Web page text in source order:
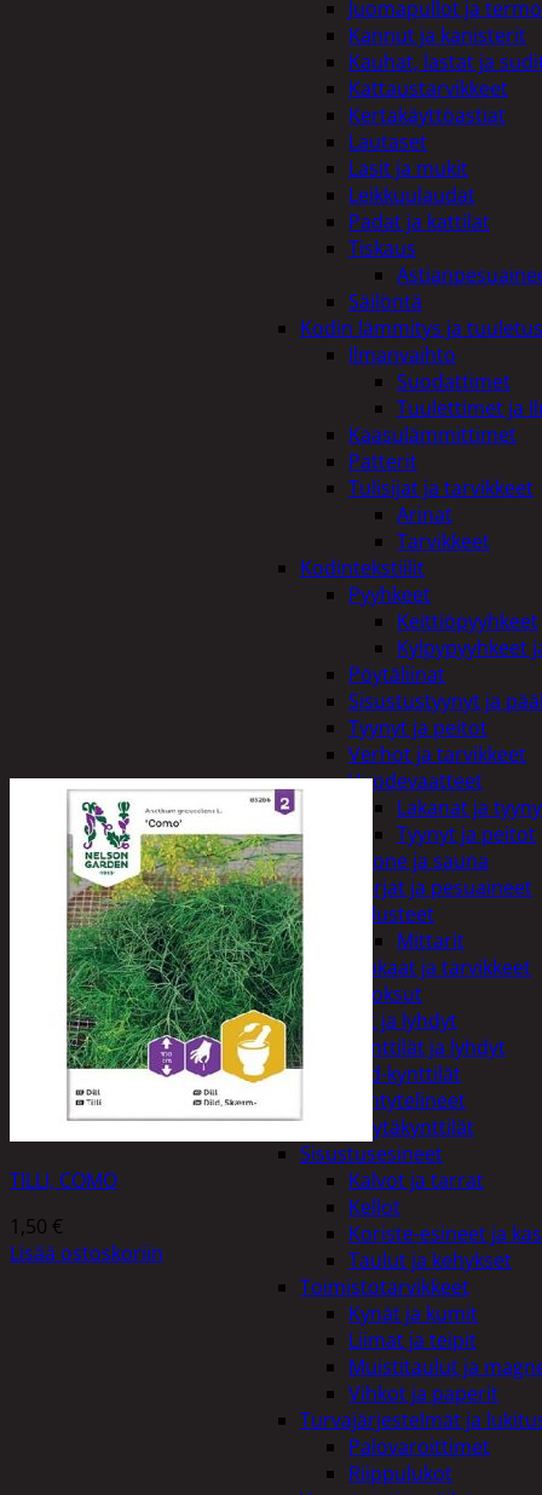
Juomapullot ja
Kannut ja kanisterit
Kauhat, lastat ja
Kattaustarvikkeet
Kertakäyttöastiat
Lautaset
Lasit ja mukit
Leikkuulaudat
Padat ja kattilat
Tiskaus
Säilöntä
Kodin lämmitys ja tuuletus
Ilmanvaihto
Suodattimet
Tuulettimet ja
Kaasulämmittimet
Patterit
Tulisijat ja tarvikkeet
Arinat
Tarvikkeet
Kodintekstiilit
Pyyhkeet
Keittiöpyyhkeet
Kylpypyyhkeet
Pöytäliinat
Sisustustyynyt ja
Tyynyt ja peitot
Verhot ja tarvikkeet
Vuodevaatteet
Lakanat ja
Tyynyt ja peitot
Kylpyhuone ja sauna
Harjat ja pesuaineet
Kalusteet
Mittarit
Kiukaat ja tarvikkeet
Tuoksut
Kynttilät ja lyhdyt
Kynttilät ja lyhdyt
Led-kynttilät
Lyhtytelineet
Pöytäkynttilät
Sisustusesineet
Kalvot ja tarrat
Kellot
Koriste-esineet ja
Taulut ja kehykset
Toimistotarvikkeet
Kynät ja kumit
Liimat ja teipit
Muistitaulut ja
Vihkot ja paperit
Turvajärjestelmät ja
Palovaroittimet
Riippulukot
TILLI, COMO
1,50 €
Lisää ostoskoriin